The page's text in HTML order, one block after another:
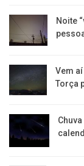
Noite
Vem
Torça